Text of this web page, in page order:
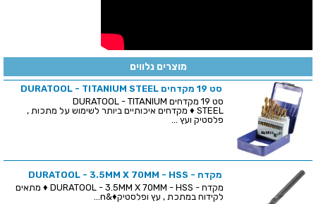
מוצרים נלווים
סט 19 מקדחים DURATOOL - TITANIUM STEEL
סט 19 מקדחים DURATOOL - TITANIUM
STEEL ♦ מקדחים איכותיים ביותר לשימוש על מתכות ,
פלסטיק ועץ ...
מקדח - DURATOOL - 3.5MM X 70MM - HSS
מקדח - DURATOOL - 3.5MM X 70MM - HSS ♦ מתאים
לקידוח במתכת , עץ ופלסטיק♦&n...